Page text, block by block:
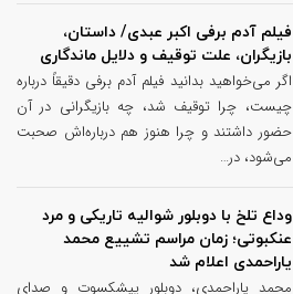
فیلم آدم برفی اکبر عبدی/ داستان،
بازیگران، علت توقیف و دلایل ماندگاری
اگر می‌خواهید بدانید فیلم آدم برفی دقیقاً درباره
چیست، چرا توقیف شد، چه بازیگرانی در آن
حضور داشتند و چرا هنوز هم درباره‌اش صحبت
می‌شود، در…
وداع تلخ با دوبلور شوالیه تاریکی و مرد
عنکبوتی؛ زمان مراسم تشییع محمد
یاراحمدی اعلام شد
محمد یاراحمدی، دوبلور پیشکسوت و صدای